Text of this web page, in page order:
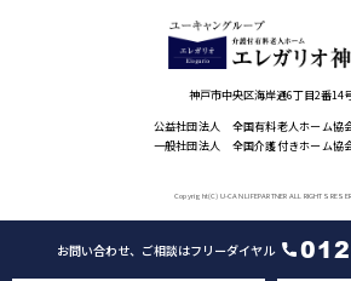
神戸市中央区海岸通6丁目2番14
お問い合わせ、ご相談はフリーダイヤル
公益社団法人 全国有料老人ホーム
一般社団法人 全国介護付きホーム
Copyright(C) U-CAN LIFEPARTNER ALL RIGHTS